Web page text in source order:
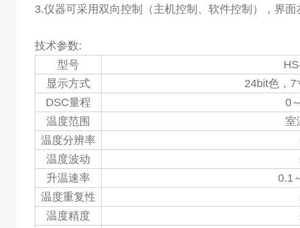
3.仪器可采用双向控制（主机控制、软件控制），界面
技术参数:
型号
显示方式
24bit色，7
DSC量程
0
温度范围
室
温度分辨率
温度波动
升温速率
0.1
温度重复性
温度精度